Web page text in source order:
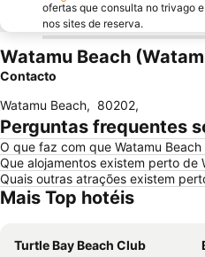
ofertas que consulta no trivago
nos sites de reserva.
Watamu Beach
Contacto
Watamu Beach, 80202,
Perguntas frequentes
O que faz com que Watamu
Que alojamentos existem perto de
Quais outras atrações existem
Mais Top hotéis
Turtle Bay Beach Club